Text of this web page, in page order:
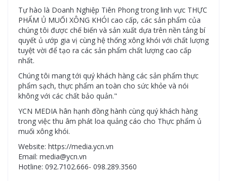
Tự hào là Doanh Nghiệp Tiên Phong trong linh vực THỰC
PHẨM Ủ MUỐI XÔNG KHÓI cao cấp, các sản phẩm của
chúng tôi được chế biến và sản xuất dựa trên nền tảng bí
quyết ủ ướp gia vị cùng hệ thống xông khói với chất lượng
tuyệt vời để tạo ra các sản phẩm chất lượng cao cấp
nhất.
Chúng tôi mang tới quý khách hàng các sản phẩm thực
phẩm sạch, thực phẩm an toàn cho sức khỏe và nói
không với các chất bảo quản."
YCN MEDIA hân hạnh đồng hành cùng quý khách hàng
trong việc thu âm phát loa quảng cáo cho Thực phẩm ủ
muối xông khói.
Website: https://media.ycn.vn
Email: media@ycn.vn
Hotline: 092.7102.666- 098.289.3560